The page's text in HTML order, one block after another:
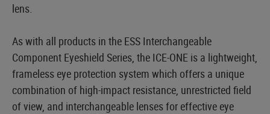
lens.
As with all products in the ESS Interchangeable
Component Eyeshield Series, the ICE-ONE is a lightweight,
frameless eye protection system which offers a unique
combination of high-impact resistance, unrestricted field
of view, and interchangeable lenses for effective eye